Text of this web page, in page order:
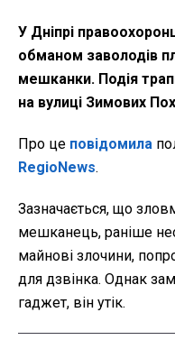
У Дніпрі
обманом заволодів
мешканки. Подія
на вулиці Зимових
Про це повідомила
RegioNews.
Зазначається, що
мешканець, раніше
майнові злочини,
для дзвінка. Однак
гаджет, він утік.